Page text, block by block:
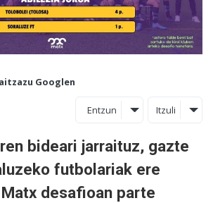
Googlen
Entzun Itzuli
bideari jarraituz, gazte
futbolariak ere
desafioan parte